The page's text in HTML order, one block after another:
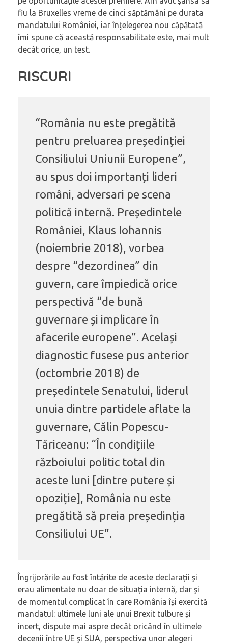
fiu la Bruxelles vreme de cinci săptămâni pe durata
mandatului României, iar înțelegerea nou căpătată
îmi spune că această responsabilitate este, mai mult
decât orice, un test.
RISCURI
“România nu este pregătită
pentru preluarea președinției
Consiliului Uniunii Europene”,
au spus doi importanți lideri
români, adversari pe scena
politică internă. Președintele
României, Klaus Iohannis
(noiembrie 2018), vorbea
despre “dezordinea” din
guvern, care împiedică orice
perspectivă “de bună
guvernare și implicare în
afacerile europene”. Același
diagnostic fusese pus anterior
(octombrie 2018) de
președintele Senatului, liderul
unuia dintre partidele aflate la
guvernare, Călin Popescu-
Tăriceanu: “În condițiile
războiului politic total din
aceste luni [dintre putere și
opoziție], România nu este
pregătită să preia președinția
Consiliului UE”.
Îngrijorările au fost întărite de aceste declarații și
erau alimentate nu doar de situația internă, dar și
de momentul complicat în care România își exercită
mandatul: ultimele luni ale unui Brexit tulbure și
incert, dispute mai aspre decât oricând în ultimele
decenii între UE și SUA, perspectiva unor alegeri